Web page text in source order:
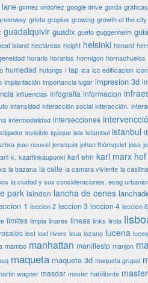
gomez ordoñez google drive gorda gráficas
grieta gropius growing growth of the city
guadalquivir guadix gueto guggenheim
island hectáreas height helsinki henard
horario horarios hormigon hornachuelos
humedad hutongs i iap ica icc edificacion
implantación importancia lugar impresion 3d
influencias infografía informacion
intensidad interacción social interacción.
intermodalidad intersecciones
invisible iquique isla istambul istanbul
jean nouvel jerarquia johan thörnqvist jose
k. kaartinkaupunki karl ehn karl marx hof
la bazana la calle la camara viviente la casilina
la ciudad y sus consideraciones. esag
park laindon lancha de cenes
1 leccion 2 leccion 3 leccion 4 leccion 6
limites limpia linares lineas links lirola
lost lost rivers loua lozano lucena luces
mambo manhattan manifiesto manjon
maqueta maqueta 3d maqueta grupal
wagner masdar master habilitante